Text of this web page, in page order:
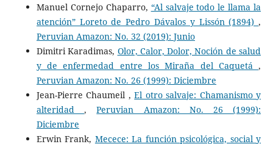
Manuel Cornejo Chaparro, “Al salvaje todo le llama la
atención” Loreto de Pedro Dávalos y Lissón (1894),
Peruvian Amazon: No. 32 (2019): Junio
Dimitri Karadimas, Olor, Calor, Dolor, Noción de salud
y de enfermedad entre los Miraña del Caquetá,
Peruvian Amazon: No. 26 (1999): Diciembre
Jean-Pierre Chaumeil ,El otro salvaje: Chamanismo y
alteridad,Peruvian Amazon: No. 26 (1999):
Diciembre
Erwin Frank, Mecece: La función psicológica, social y